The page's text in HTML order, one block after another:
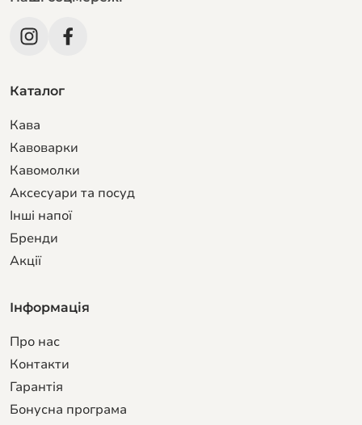
Каталог
Кава
Кавоварки
Кавомолки
Аксесуари та посуд
Інші напої
Бренди
Акції
Інформація
Про нас
Контакти
Гарантiя
Бонусна програма